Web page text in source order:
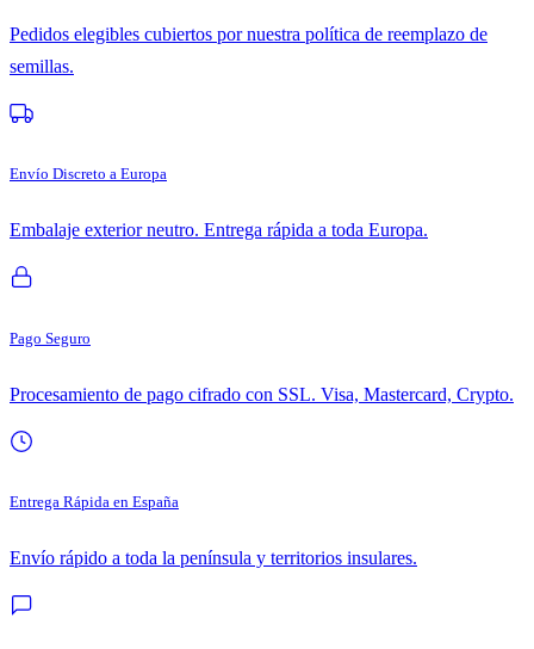
Pedidos elegibles cubiertos por nuestra política de reemplazo de
semillas.
Envío Discreto a Europa
Embalaje exterior neutro. Entrega rápida a toda Europa.
Pago Seguro
Procesamiento de pago cifrado con SSL. Visa, Mastercard, Crypto.
Entrega Rápida en España
Envío rápido a toda la península y territorios insulares.